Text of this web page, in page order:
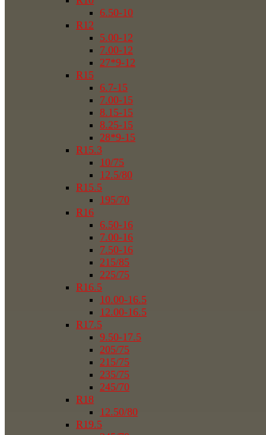
6.50-10
R12
5.00-12
7.00-12
27*9-12
R15
6.7-15
7.00-15
8.15-15
8.25-15
28*9-15
R15.3
10/75
12.5/80
R15.5
195/70
R16
6.50-16
7.00-16
7.50-16
215/85
225/75
R16.5
10.00-16.5
12.00-16.5
R17.5
9.50-17.5
205/75
215/75
235/75
245/70
R18
12.50/80
R19.5